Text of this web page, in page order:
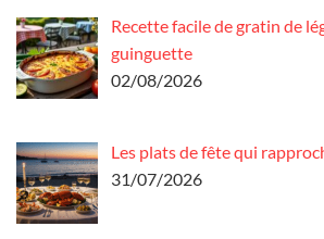
Recette facile de gratin de
guinguette
02/08/2026
Les plats de fête qui
31/07/2026